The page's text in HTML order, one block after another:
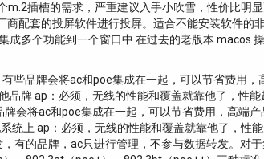
插槽的需求，严重建议入手小吹雪，性价比明
配套的投屏软件进行投屏。适合不能安装软件的
多个功能到一个窗口中 在过去的老版本 macos
些品牌会将ac和poe集成在一起，可以节省费用
牌 ap：必须，无线的性能和覆盖就靠他了，性
会将ac和poe集成在一起，可以节省费用，高端
上 ap：必须，无线的性能和覆盖就靠他了，性
有的品牌，ac只进行管理，不参与数据转发。对